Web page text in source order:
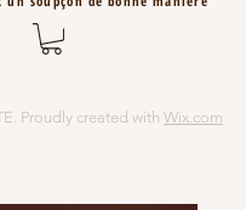
Proudly created with Wix.com